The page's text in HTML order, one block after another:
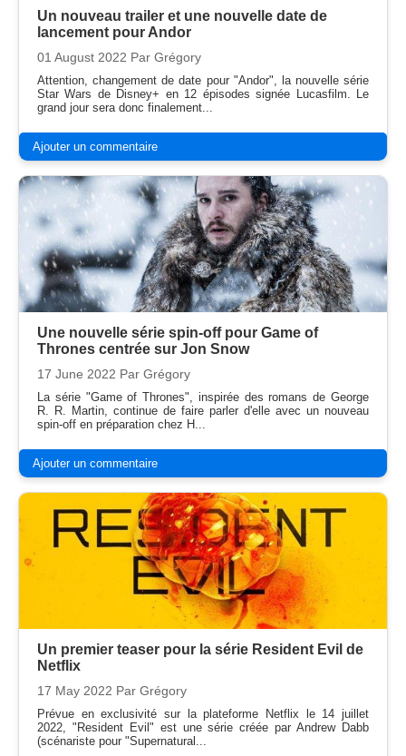
Un nouveau trailer et une nouvelle date de
lancement pour Andor
01 August 2022 Par Grégory
Attention, changement de date pour "Andor", la nouvelle série
Star Wars de Disney+ en 12 épisodes signée Lucasfilm. Le
grand jour sera donc finalement...
Ajouter un commentaire
Une nouvelle série spin-off pour Game of
Thrones centrée sur Jon Snow
17 June 2022 Par Grégory
La série "Game of Thrones", inspirée des romans de George
R. R. Martin, continue de faire parler d'elle avec un nouveau
spin-off en préparation chez H...
Ajouter un commentaire
Un premier teaser pour la série Resident Evil de
Netflix
17 May 2022 Par Grégory
Prévue en exclusivité sur la plateforme Netflix le 14 juillet
2022, "Resident Evil" est une série créée par Andrew Dabb
(scénariste pour "Supernatural...